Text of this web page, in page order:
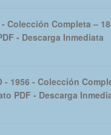
- Colección Completa – 18
- Descarga Inmediata
- 1956 - Colección
PDF - Descarga